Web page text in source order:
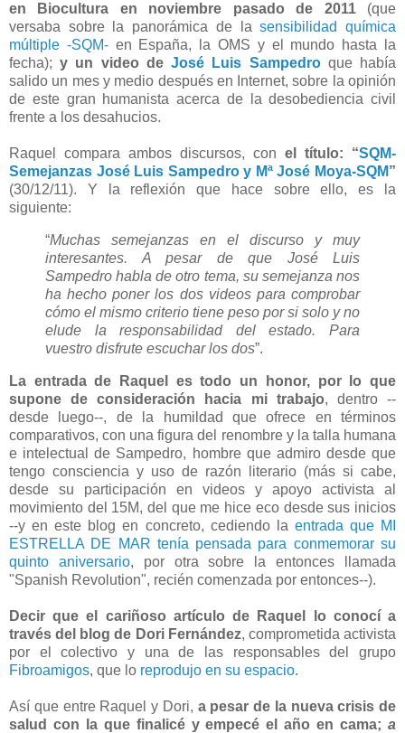
en Biocultura en noviembre pasado de 2011(que
versaba sobre la panorámica de lasensibilidad química
múltiple -SQM-en España, la OMS y el mundo hasta la
fecha);y un video deJosé Luis Sampedroque había
salido un mes y medio después en Internet, sobre la opinión
de este gran humanista acerca de la desobediencia civil
frente a los desahucios.
Raquel compara ambos discursos, con el título: “SQM-
Semejanzas José Luis Sampedro y Mª José Moya-SQM”
(30/12/11). Y la reflexión que hace sobre ello, es la
siguiente:
“Muchas semejanzas en el discurso y muy
interesantes. A pesar de que José Luis
Sampedro habla de otro tema, su semejanza nos
ha hecho poner los dos videos para comprobar
cómo el mismo criterio tiene peso por si solo y no
elude la responsabilidad del estado. Para
vuestro disfrute escuchar los dos”.
La entrada de Raquel es todo un honor, por lo que
supone de consideración hacia mi trabajo, dentro --
desde luego--, de la humildad que ofrece en términos
comparativos, con una figura del renombre y la talla humana
e intelectual de Sampedro, hombre que admiro desde que
tengo consciencia y uso de razón literario (más si cabe,
desde su participación en videos y apoyo activista al
movimiento del 15M, del que me hice eco desde sus inicios
--y en este blog en concreto, cediendo la entrada que MI
ESTRELLA DE MAR tenía pensada para conmemorar su
quinto aniversario, por otra sobre la entonces llamada
"Spanish Revolution", recién comenzada por entonces--).
Decir que el cariñoso artículo de Raquel lo conocí a
través del blog de Dori Fernández, comprometida activista
por el colectivo y una de las responsables del grupo
Fibroamigos, que lo reprodujo en su espacio.
Así que entre Raquel y Dori, a pesar de la nueva crisis de
salud con la que finalicé y empecé el año en cama; a